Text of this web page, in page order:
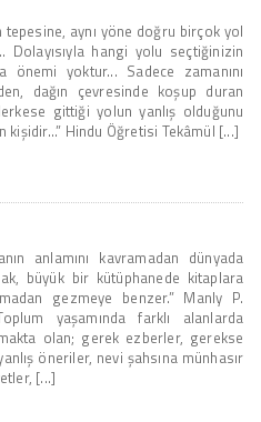
tepesine, aynı yöne doğru birçok yol
Dolayısıyla hangi yolu seçtiğinizin
önemi yoktur... Sadece zamanını
dağın çevresinde koşup duran
gittiği yolun yanlış olduğunu
kişidir...” Hindu Öğretisi Tekâmül [...]
anlamını kavramadan dünyada
büyük bir kütüphanede kitaplara
gezmeye benzer.” Manly P.
yaşamında farklı alanlarda
olan; gerek ezberler, gerekse
öneriler, nevi şahsına münhasır
[...]